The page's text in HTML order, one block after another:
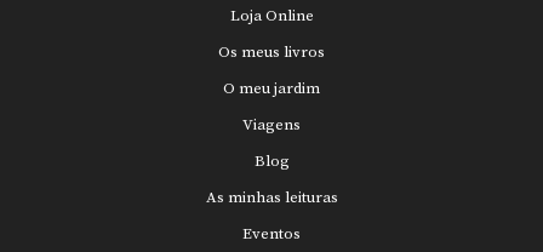
Loja Online
Os meus livros
O meu jardim
Viagens
Blog
As minhas leituras
Eventos